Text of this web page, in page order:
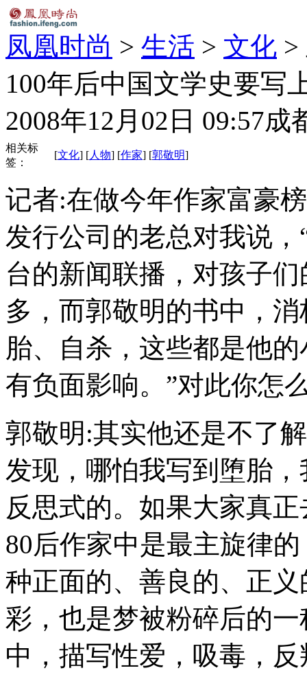
凤凰时尚 > 生活 > 文化 >
100年后中国文学史要写
2008年12月02日 09:57成
相关标
签：
[文化] [人物] [作家] [郭敬明]
记者:在做今年作家富豪
发行公司的老总对我说
台的新闻联播，对孩子
多，而郭敬明的书中，
胎、自杀，这些都是他
有负面影响。”对此你怎
郭敬明:其实他还是不了
发现，哪怕我写到堕胎
反思式的。如果大家真
80后作家中是最主旋律
种正面的、善良的、正
彩，也是梦被粉碎后的
中，描写性爱，吸毒，